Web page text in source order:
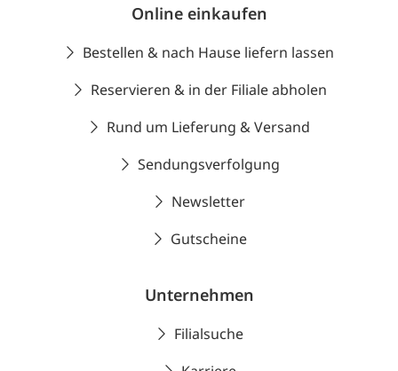
Online einkaufen
Bestellen & nach Hause liefern lassen
Reservieren & in der Filiale abholen
Rund um Lieferung & Versand
Sendungsverfolgung
Newsletter
Gutscheine
Unternehmen
Filialsuche